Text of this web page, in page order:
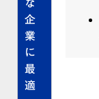
な
企
業
に
最
適